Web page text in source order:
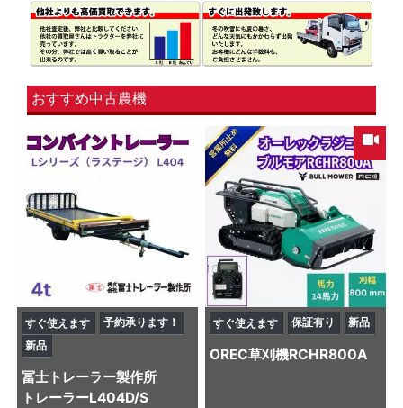
おすすめ中古農機
すぐ使えます
予約承ります！
新品
冨士トレーラー製作所
トレーラーL404D/S
すぐ使えます 保証有り 新品
OREC草刈機RCHR800A